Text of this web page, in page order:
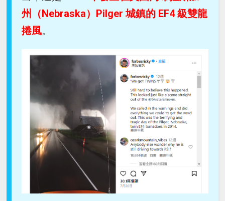
州（Nebraska）Pilger 城鎮的 EF4 級雙龍
捲風。